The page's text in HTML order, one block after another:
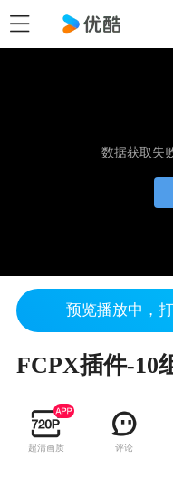
数据获取失
预览播放中，
超清画质 评论